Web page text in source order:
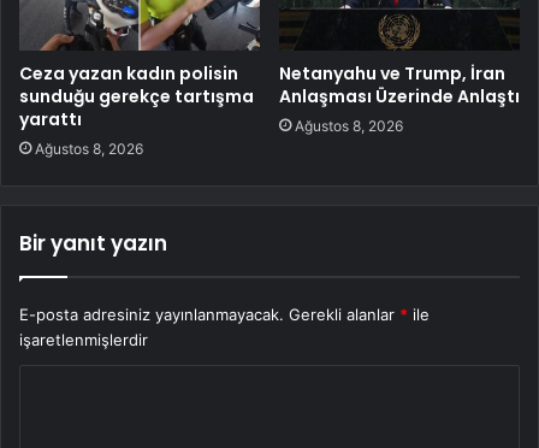
Ceza yazan kadın polisin
sunduğu gerekçe tartışma
yarattı
Ağustos 8, 2026
Netanyahu ve Trump, İran
Anlaşması Üzerinde Anlaştı
Ağustos 8, 2026
Bir yanıt yazın
E-posta adresiniz yayınlanmayacak. Gerekli alanlar * ile
işaretlenmişlerdir